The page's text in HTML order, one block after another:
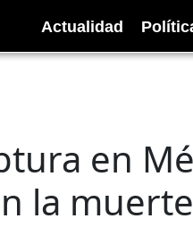
Actualidad
en
la